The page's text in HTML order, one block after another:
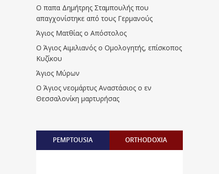
Ο παπα Δημήτρης Σταμπουλής που
απαγχονίστηκε από τους Γερμανούς
Άγιος Ματθίας ο Απόστολος
Ο Άγιος Αιμιλιανός ο Ομολογητής, επίσκοπος
Κυζίκου
Άγιος Μύρων
Ο Άγιος νεομάρτυς Αναστάσιος ο εν
Θεσσαλονίκη μαρτυρήσας
PEMPTOUSIA ORTHODOXIA